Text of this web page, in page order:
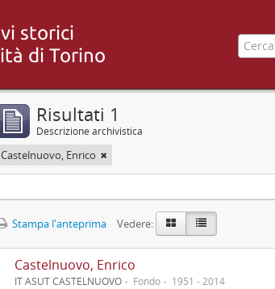
Risultati 1
Descrizione archivistica
Castelnuovo, Enrico
Stampa l'anteprima Vedere:
Castelnuovo, Enrico
IT ASUT CASTELNUOVO Fondo 1951 - 2014